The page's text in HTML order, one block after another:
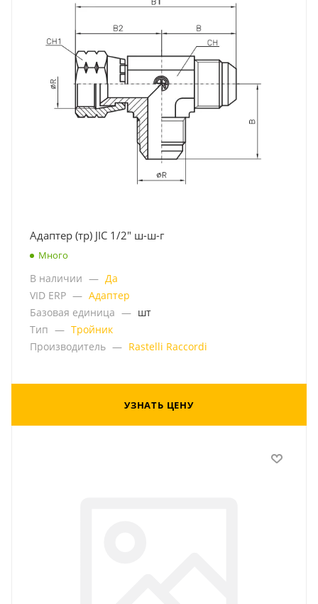
Адаптер (тр) JIC 1/2" ш-ш-г
Много
В наличии — Да
VID ERP — Адаптер
Базовая единица — шт
Тип — Тройник
Производитель — Rastelli Raccordi
УЗНАТЬ ЦЕНУ